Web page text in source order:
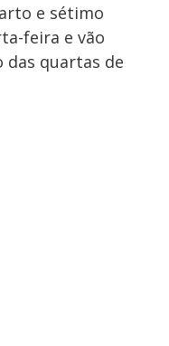
e sétimo
feira e vão
quartas de